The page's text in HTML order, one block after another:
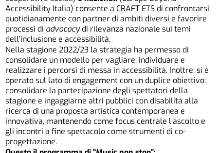
Accessibility Italia) consente a CRAFT ETS di confrontarsi
quotidianamente con partner di ambiti diversi e favorire
processi di advocacydi rilevanza nazionale sui temi
dell’inclusione e accessibilità.
Nella stagione 2022/23 la strategia ha permesso di
consolidare un modello per vagliare, individuare e
realizzare i percorsi di messa in accessibilità. Inoltre, si è
operato sul lato di engagement con un duplice obiettivo:
consolidare la partecipazione degli spettatori della
stagione e ingaggiarne altri pubblici con disabilità alla
ricerca di una proposta artistica contemporanea e
innovativa, mantenendo come focus centrale l’ascolto e
gli incontri a fine spettacolo come strumenti di co-
progettazione.